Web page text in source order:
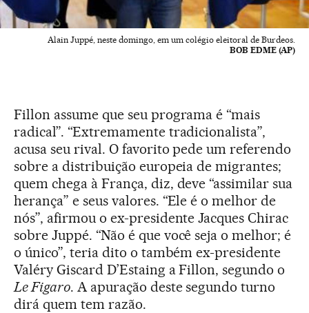
Alain Juppé, neste domingo, em um colégio eleitoral de Burdeos.
BOB EDME (AP)
Fillon assume que seu programa é “mais
radical”. “Extremamente tradicionalista”,
acusa seu rival. O favorito pede um referendo
sobre a distribuição europeia de migrantes;
quem chega à França, diz, deve “assimilar sua
herança” e seus valores. “Ele é o melhor de
nós”, afirmou o ex-presidente Jacques Chirac
sobre Juppé. “Não é que você seja o melhor; é
o único”, teria dito o também ex-presidente
Valéry Giscard D’Estaing a Fillon, segundo o
Le Figaro. A apuração deste segundo turno
dirá quem tem razão.